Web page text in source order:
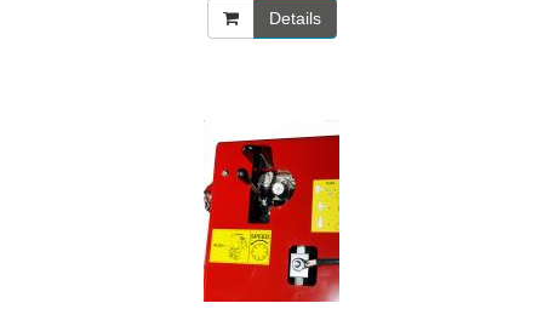
Details